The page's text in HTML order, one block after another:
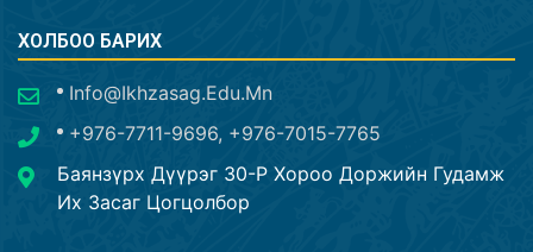
ХОЛБОО БАРИХ
Info@ikhzasag.edu.mn
+976-7711-9696, +976-7015-7765
Баянзүрх Дүүрэг 30-Р Хороо Доржийн Гудамж
Их Засаг Цогцолбор